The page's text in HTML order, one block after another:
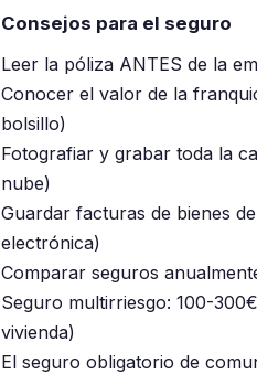
Consejos para el seguro
Leer la póliza ANTES de la
Conocer el valor de la
bolsillo)
Fotografiar y grabar toda la
nube)
Guardar facturas de bienes
electrónica)
Comparar seguros
Seguro multirriesgo: 100-
vivienda)
El seguro obligatorio de